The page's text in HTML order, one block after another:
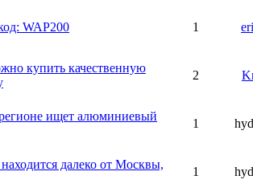
WAP200 1
купить качественную
2
ищет алюминиевый
1
далеко от Москвы,
1